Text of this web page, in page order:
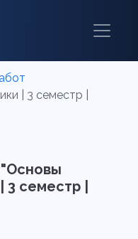
| 3 семестр |
семестр |